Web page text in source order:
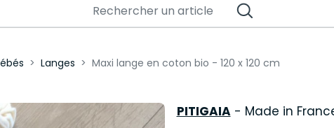
Langes Maxi lange en coton bio - 120 x 120 cm
PITIGAIA- Made in